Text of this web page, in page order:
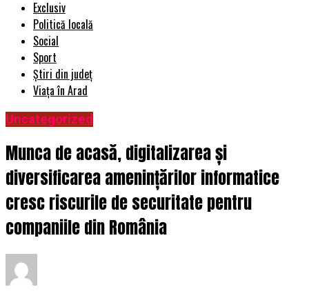
Exclusiv
Politică locală
Social
Sport
Știri din județ
Viața în Arad
Uncategorized
Munca de acasă, digitalizarea și
diversificarea amenințărilor informatice
cresc riscurile de securitate pentru
companiile din România